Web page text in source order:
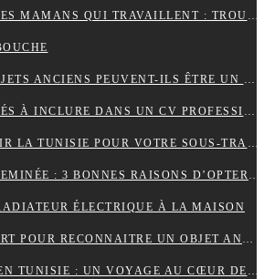
CONSEILS POUR LES MAMANS QUI TRAVAILLENT : TROUVER UN ÉQUILIBRE ENTRE CARRIÈRE ET VIE FAMILIALE
COMMENT LES OBJETS ANCIENS PEUVENT-ILS ÊTRE UN PLACEMENT FINANCIER INTELLIGENT ?
LES ÉLÉMENTS CLÉS À INCLURE DANS UN CV PROFESSIONNEL POUR ATTIRER LES RECRUTEURS
POURQUOI CHOISIR LA TUNISIE POUR VOTRE SOUS-TRAITANCE INDUSTRIELLE?
ENTRETIEN DE CHEMINÉE : 3 BONNES RAISONS D’OPTER POUR LE RAMONAGE MÉCANIQUE
ÉLECTRIQUE À LA MAISON
CONSEILS D’EXPERT POUR RECONNAITRE UN OBJET ANCIEN AUTHENTIQUE
GRAVURE LASER EN TUNISIE : UN VOYAGE AU CŒUR DE LA PERSONNALISATION